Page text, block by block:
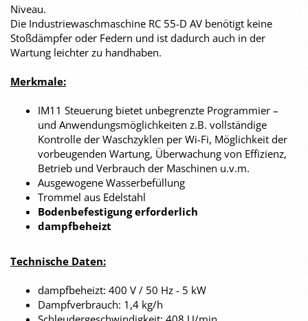
Niveau.
Die Industriewaschmaschine RC 55-D AV benötigt keine
Stoßdämpfer oder Federn und ist dadurch auch in der
Wartung leichter zu handhaben.
Merkmale:
IM11 Steuerung bietet unbegrenzte Programmier –
und Anwendungsmöglichkeiten z.B. vollständige
Kontrolle der Waschzyklen per Wi-Fi, Möglichkeit der
vorbeugenden Wartung, Überwachung von Effizienz,
Betrieb und Verbrauch der Maschinen u.v.m.
Ausgewogene Wasserbefüllung
Trommel aus Edelstahl
Bodenbefestigung erforderlich
dampfbeheizt
Technische Daten:
dampfbeheizt: 400 V / 50 Hz - 5 kW
Dampfverbrauch: 1,4 kg/h